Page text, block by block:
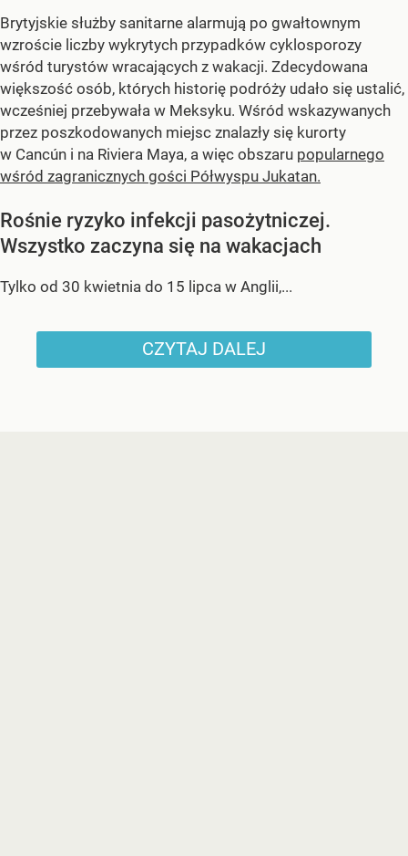
Brytyjskie służby sanitarne alarmują po gwałtownym
wzroście liczby wykrytych przypadków cyklosporozy
wśród turystów wracających z wakacji. Zdecydowana
większość osób, których historię podróży udało się ustalić,
wcześniej przebywała w Meksyku. Wśród wskazywanych
przez poszkodowanych miejsc znalazły się kurorty
w Cancún i na Riviera Maya, a więc obszaru popularnego
wśród zagranicznych gości Półwyspu Jukatan.
Rośnie ryzyko infekcji pasożytniczej.
Wszystko zaczyna się na wakacjach
Tylko od 30 kwietnia do 15 lipca w Anglii,...
CZYTAJ DALEJ